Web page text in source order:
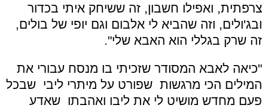
צרפתית, ואפילו חשבון, זה ששיחק איתי בכדור
ובג'ולים, וזה שהביא לי אלבום וגם יופי של בולים,
זה שרק בגללי הוא האבא שלי".
"כיאה לאבא המסודר שזכיתי בו מנסח עבורי את
המילים הכי מרגשות שפורט על מיתרי ליבי שבכל
פעם מחדש מושיט לי את ליבו ואהבתו שאדע